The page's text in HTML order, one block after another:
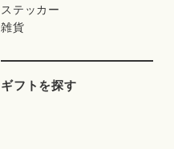
ステッカー
雑貨
ギフトを探す